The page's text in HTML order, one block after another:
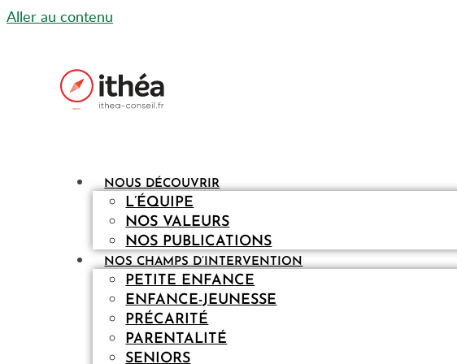
Aller au contenu
NOUS DÉCOUVRIR
L’ÉQUIPE
NOS VALEURS
NOS PUBLICATIONS
NOS CHAMPS D’INTERVENTION
PETITE ENFANCE
ENFANCE-JEUNESSE
PRÉCARITÉ
PARENTALITÉ
SENIORS